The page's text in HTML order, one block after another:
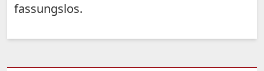
fassungslos.